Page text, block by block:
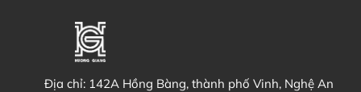
Địa chỉ: 142A Hồng Bàng, thành phố Vinh, Nghệ An